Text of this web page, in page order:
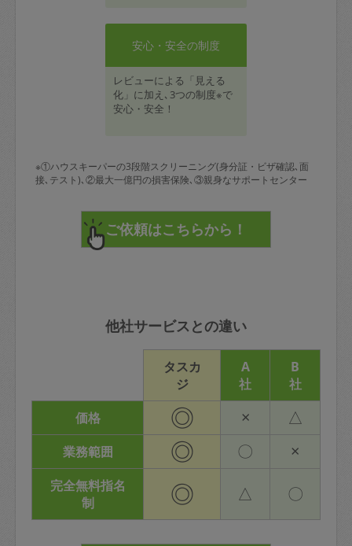
安心・安全の制度
レビューによる「見える
化」に加え､3つの制度※で
安心・安全！
※①ハウスキーパーの3段階スクリーニング(身分証・ビザ確認､面
接､テスト)､②最大一億円の損害保険､③親身なサポートセンター
他社サービスとの違い
タスカ
ジ
A
社
B
社
価格
◎ × △
業務範囲 ◎ 〇 ×
完全無料指名
制
◎ △ 〇